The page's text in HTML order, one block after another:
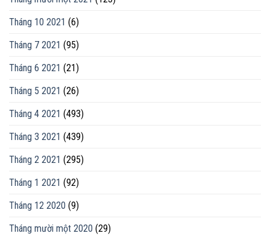
Tháng 10 2021 (6)
Tháng 7 2021 (95)
Tháng 6 2021 (21)
Tháng 5 2021 (26)
Tháng 4 2021 (493)
Tháng 3 2021 (439)
Tháng 2 2021 (295)
Tháng 1 2021 (92)
Tháng 12 2020 (9)
Tháng mười một 2020 (29)